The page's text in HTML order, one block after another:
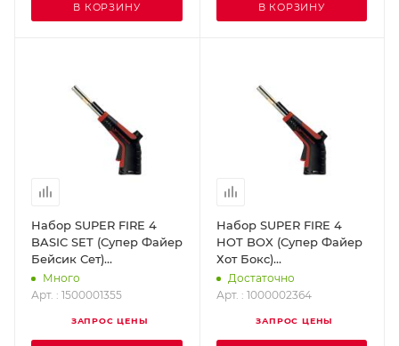
В КОРЗИНУ В КОРЗИНУ
Набор SUPER FIRE 4
BASIC SET (Супер Файер
Бейсик Сет)
ROTHENBERGER
1500001355
Много
Арт. : 1500001355
ЗАПРОС ЦЕНЫ
Набор SUPER FIRE 4
HOT BOX (Супер Файер
Хот Бокс)
ROTHENBERGER
1000002364
Достаточно
Арт. : 1000002364
ЗАПРОС ЦЕНЫ